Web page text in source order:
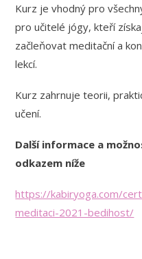
Kurz je vhodný pro
pro učitelé jógy, kteří
začleňovat meditační a
lekcí.
Kurz zahrnuje teorii,
učení.
Další informace a
odkazem níže
https://kabiryoga.com/
meditaci-2021-bedihost/